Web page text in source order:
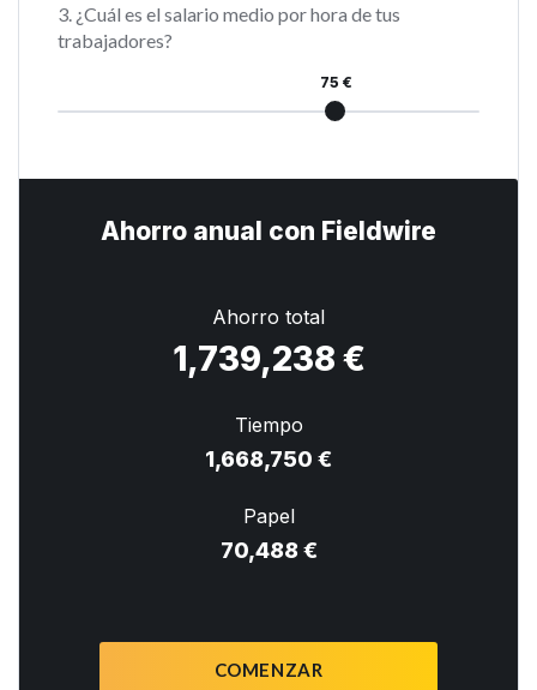
3. ¿Cuál es el salario medio por hora de tus
trabajadores?
75 €
Ahorro anual con Fieldwire
Ahorro total
1,739,238 €
Tiempo
1,668,750 €
Papel
70,488 €
COMENZAR